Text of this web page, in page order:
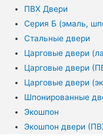
ПВХ Двери
Серия Б (эмаль,
Стальные двери
Царговые двери
Царговые двери
Царговые двери
Шпонированные
Экошпон
Экошпон двери